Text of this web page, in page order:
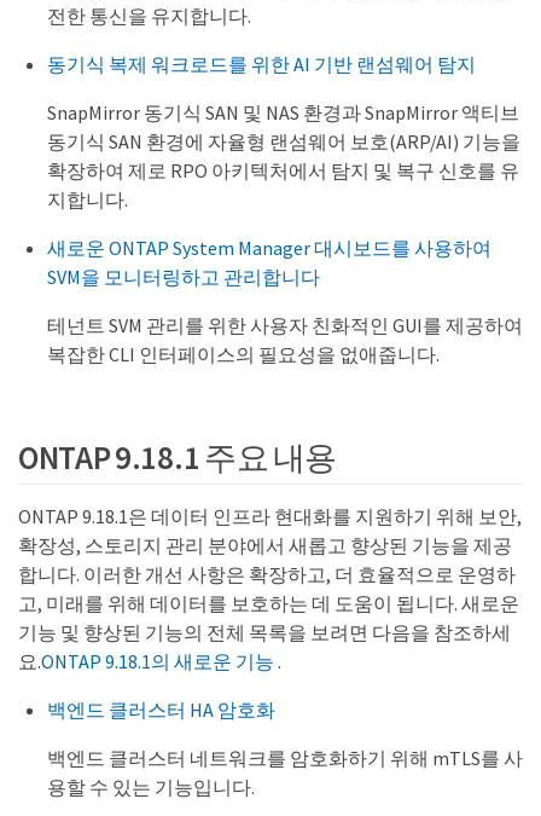
전한 통신을 유지합니다.
동기식 복제 워크로드를 위한 AI 기반 랜섬웨어 탐지
SnapMirror 동기식 SAN 및 NAS 환경과 SnapMirror 액티브
동기식 SAN 환경에 자율형 랜섬웨어 보호(ARP/AI) 기능을
확장하여 제로 RPO 아키텍처에서 탐지 및 복구 신호를 유
지합니다.
새로운 ONTAP System Manager 대시보드를 사용하여
SVM을 모니터링하고 관리합니다
테넌트 SVM 관리를 위한 사용자 친화적인 GUI를 제공하여
복잡한 CLI 인터페이스의 필요성을 없애줍니다.
ONTAP 9.18.1 주요 내용
ONTAP 9.18.1은 데이터 인프라 현대화를 지원하기 위해 보안,
확장성, 스토리지 관리 분야에서 새롭고 향상된 기능을 제공
합니다. 이러한 개선 사항은 확장하고, 더 효율적으로 운영하
고, 미래를 위해 데이터를 보호하는 데 도움이 됩니다. 새로운
기능 및 향상된 기능의 전체 목록을 보려면 다음을 참조하세
요.ONTAP 9.18.1의 새로운 기능 .
백엔드 클러스터 HA 암호화
백엔드 클러스터 네트워크를 암호화하기 위해 mTLS를 사
용할 수 있는 기능입니다.